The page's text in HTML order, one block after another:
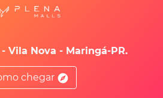
Vila Nova - Maringá-PR.
chegar